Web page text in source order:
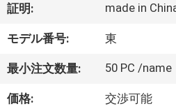
私
達
証明: made in
モデル番号: 東
最小注文数量: 50 PC /name
価格: 交渉可能